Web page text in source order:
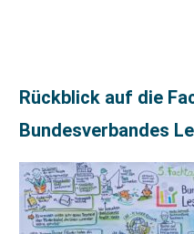
Rückblick auf die
Bundesverbandes